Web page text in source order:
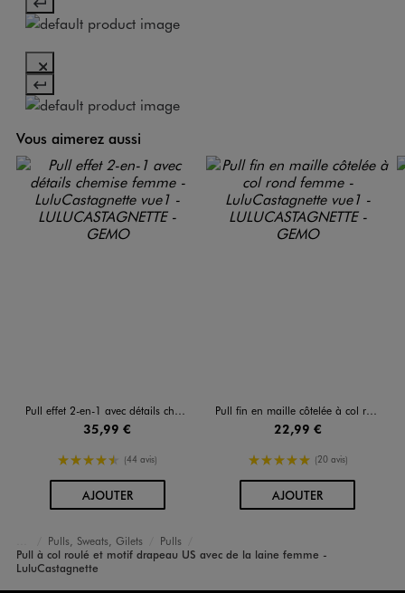
Vous aimerez aussi
Pull effet 2-en-1 avec détails chemise femme - LuluCastagnette
35,99 €
4.5/5 de moyenne
(44 avis)
AJOUTERAU PANIER
Pull fin en maille côtelée à col rond femme - LuluCastagnette
22,99 €
5/5 de moyenne
(20 avis)
AJOUTERAU PANIER
Accueil
Femme
Vêtements
Pulls, Sweats, Gilets
Pulls
Pull à col roulé et motif drapeau US avec de la laine femme -
LuluCastagnette